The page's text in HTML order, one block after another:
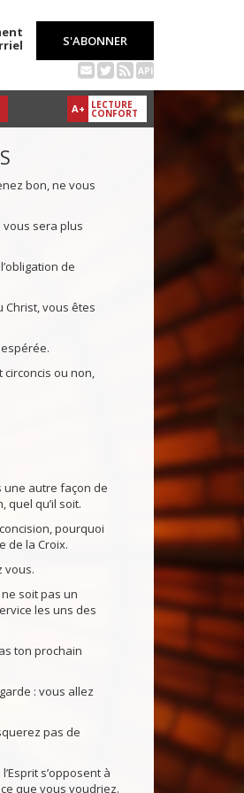
S'ABONNER
API
A+ LECTURE
CONFORT
bon, ne vous
vous sera plus
de
Christ, vous êtes
circoncis ou non,
une autre façon de
quel qu’il soit.
pourquoi
de la Croix.
vous.
soit pas un
les uns des
ton prochain
: vous allez
pas de
s’opposent à
que vous voudriez.